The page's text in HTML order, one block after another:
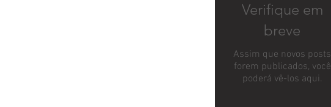
Verifique em
breve
Assim que novos posts
forem publicados, você
poderá vê-los aqui.